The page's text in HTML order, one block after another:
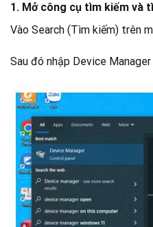
1. Mở công cụ tìm kiếm và
Vào Search (Tìm kiếm) trên
Sau đó nhập Device